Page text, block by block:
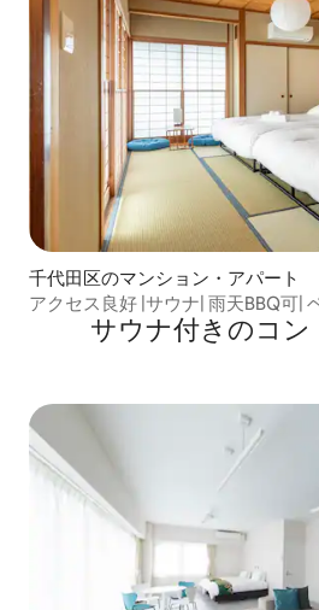
千代田区のマンション・アパート
アクセス良好 |サウナ| 雨天BBQ可|
内装 |8名 | 神保町駅徒歩3分
サウナ付きのコ